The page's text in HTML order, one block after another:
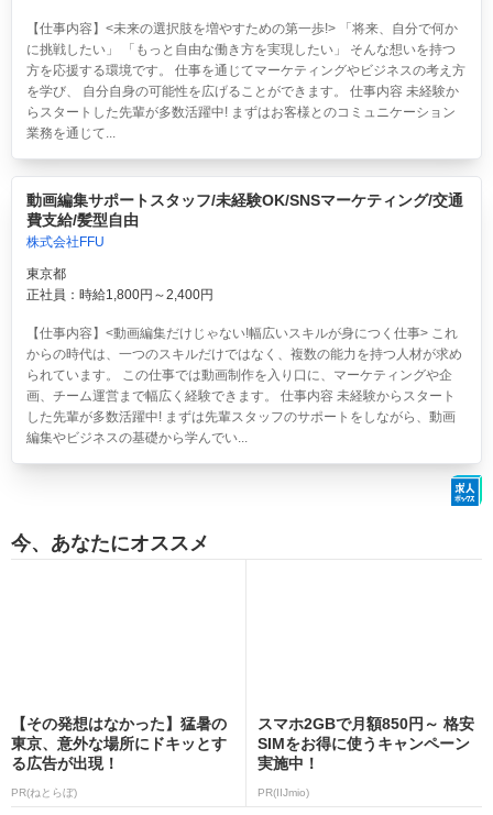
【仕事内容】<未来の選択肢を増やすための第一歩!> 「将来、自分で何か
に挑戦したい」 「もっと自由な働き方を実現したい」 そんな想いを持つ
方を応援する環境です。 仕事を通じてマーケティングやビジネスの考え方
を学び、 自分自身の可能性を広げることができます。 仕事内容 未経験か
らスタートした先輩が多数活躍中! まずはお客様とのコミュニケーション
業務を通じて...
動画編集サポートスタッフ/未経験OK/SNSマーケティング/交通
費支給/髪型自由
株式会社FFU
東京都
正社員：時給1,800円～2,400円
【仕事内容】<動画編集だけじゃない!幅広いスキルが身につく仕事> これ
からの時代は、一つのスキルだけではなく、複数の能力を持つ人材が求め
られています。 この仕事では動画制作を入り口に、マーケティングや企
画、チーム運営まで幅広く経験できます。 仕事内容 未経験からスタート
した先輩が多数活躍中! まずは先輩スタッフのサポートをしながら、動画
編集やビジネスの基礎から学んでい...
今、あなたにオススメ
【その発想はなかった】猛暑の
東京、意外な場所にドキッとす
る広告が出現！
PR(ねとらぼ)
スマホ2GBで月額850円～ 格安
SIMをお得に使うキャンペーン
実施中！
PR(IIJmio)